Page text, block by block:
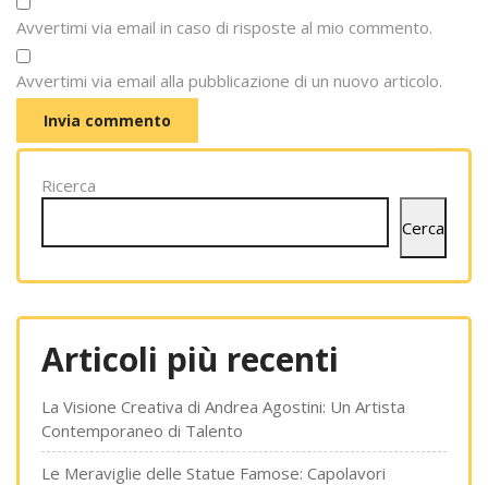
Avvertimi via email in caso di risposte al mio commento.
Avvertimi via email alla pubblicazione di un nuovo articolo.
Ricerca
Cerca
Articoli più recenti
La Visione Creativa di Andrea Agostini: Un Artista
Contemporaneo di Talento
Le Meraviglie delle Statue Famose: Capolavori